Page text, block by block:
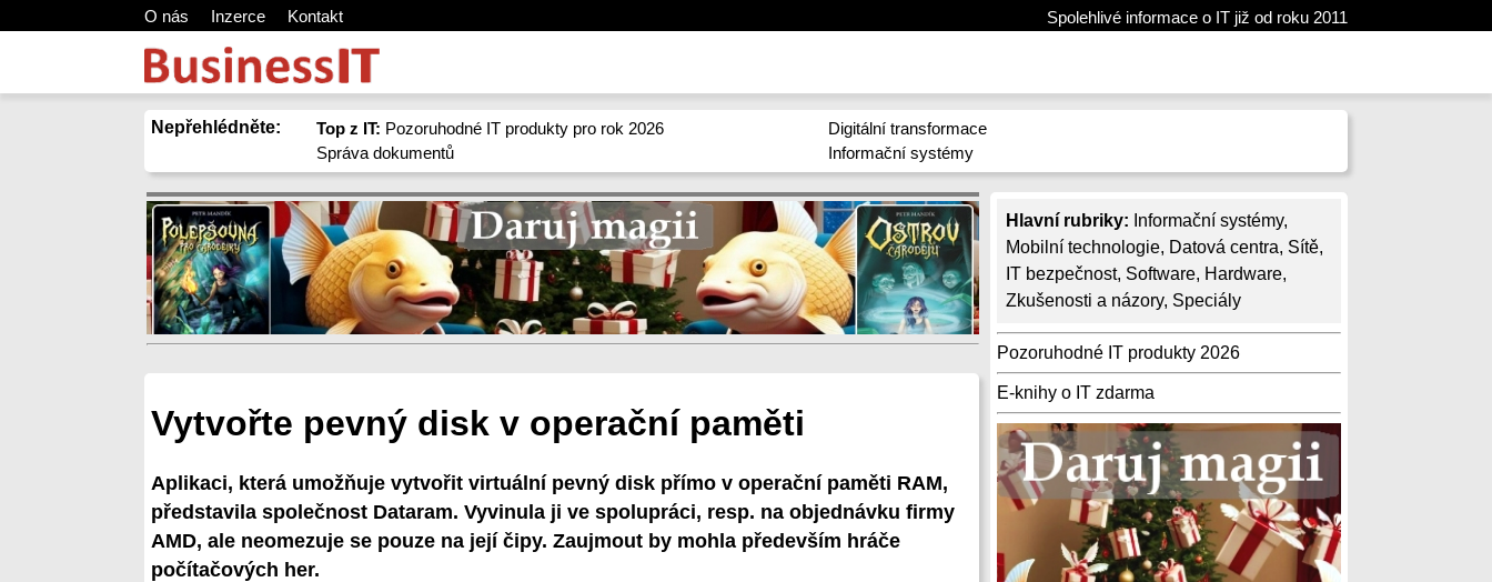
O nás Inzerce Kontakt Spolehlivé informace o IT již od roku 2011
Nepřehlédněte: Top z IT: Pozoruhodné IT produkty pro rok 2026
Správa dokumentů
Digitální transformace
Informační systémy
Hlavní rubriky: Informační systémy,
Mobilní technologie, Datová centra, Sítě,
IT bezpečnost, Software, Hardware,
Zkušenosti a názory, Speciály
Pozoruhodné IT produkty 2026
E-knihy o IT zdarma
Vytvořte pevný disk v operační paměti
Aplikaci, která umožňuje vytvořit virtuální pevný disk přímo v operační paměti RAM,
představila společnost Dataram. Vyvinula ji ve spolupráci, resp. na objednávku firmy
AMD, ale neomezuje se pouze na její čipy. Zaujmout by mohla především hráče
počítačových her.